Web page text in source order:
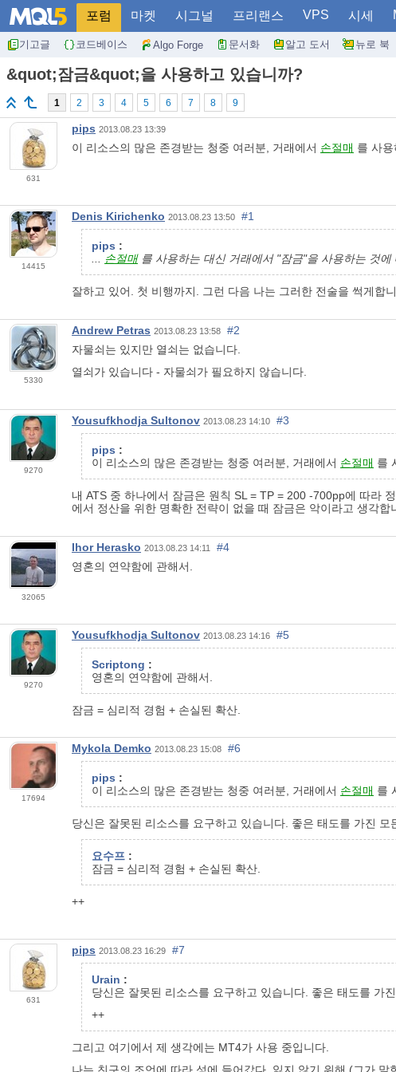
포럼 마켓 시그널 프리랜스 VPS 시세
기고글 코드베이스 Algo Forge 문서화 알고 도서 뉴로 북
&quot;잠금&quot;을 사용하고 있습니까?
1 2 3 4 5 6 7 8 9
631
pips 2013.08.23 13:39
이 리소스의 많은 존경받는 청중 여러분, 거래에서 손절매 를 사
14415
Denis Kirichenko 2013.08.23 13:50 #1
pips :
... 손절매를 사용하는 대신 거래에서 "잠금"을 사용하는 것에
잘하고 있어. 첫 비행까지. 그런 다음 나는 그러한 전술을 썩게합
5330
Andrew Petras 2013.08.23 13:58
#2
자물쇠는 있지만 열쇠는 없습니다.
열쇠가 있습니다 - 자물쇠가 필요하지 않습니다.
9270
Yousufkhodja Sultonov 2013.08.23 14:10 #3
pips :
이 리소스의 많은 존경받는 청중 여러분, 거래에서 손절매 를
내 ATS 중 하나에서 잠금은 원칙 SL = TP = 200 -700pp에 따라
에서 정산을 위한 명확한 전략이 없을 때 잠금은 악이라고 생각합
32065
Ihor Herasko 2013.08.23 14:11
#4
영혼의 연약함에 관해서.
9270
Yousufkhodja Sultonov 2013.08.23 14:16 #5
Scriptong :
영혼의 연약함에 관해서.
잠금 = 심리적 경험 + 손실된 확산.
17694
Mykola Demko 2013.08.23 15:08 #6
pips :
이 리소스의 많은 존경받는 청중 여러분, 거래에서 손절매 를
당신은 잘못된 리소스를 요구하고 있습니다. 좋은 태도를 가진
요수프 :
잠금 = 심리적 경험 + 손실된 확산.
++
631
pips 2013.08.23 16:29 #7
Urain :
당신은 잘못된 리소스를 요구하고 있습니다. 좋은 태도를 가
++
그리고 여기에서 제 생각에는 MT4가 사용 중입니다.